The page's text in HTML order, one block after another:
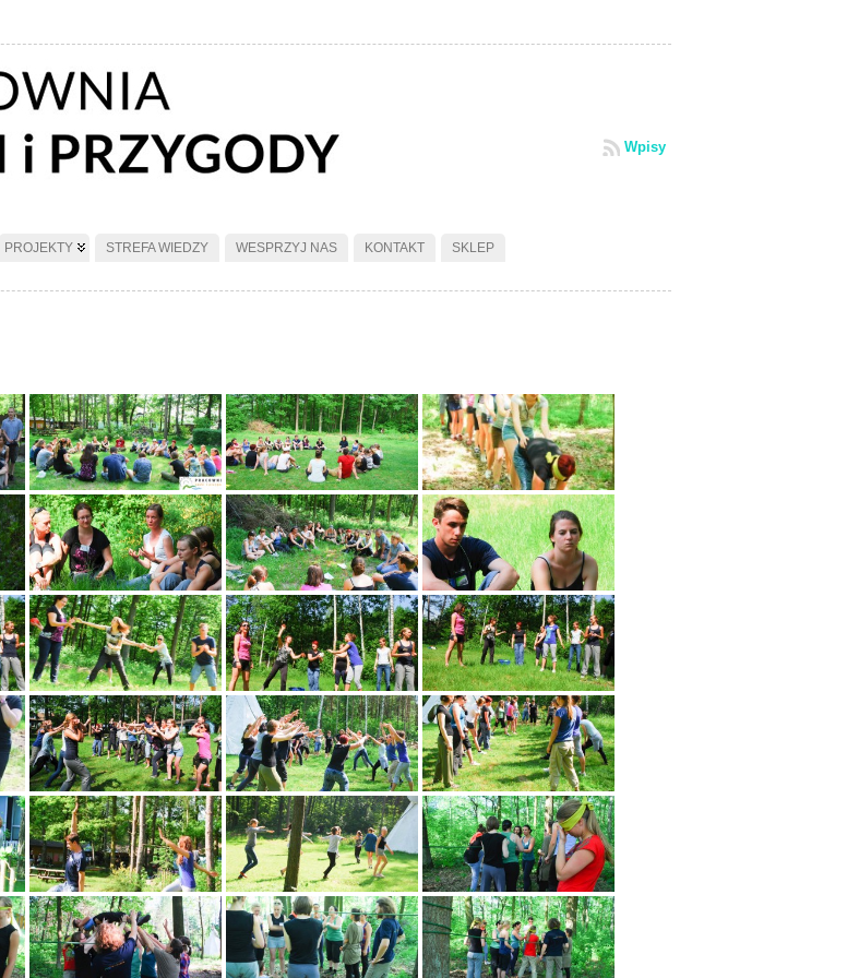
Wpisy
PROJEKTY STREFA WIEDZY WESPRZYJ NAS KONTAKT
SKLEP